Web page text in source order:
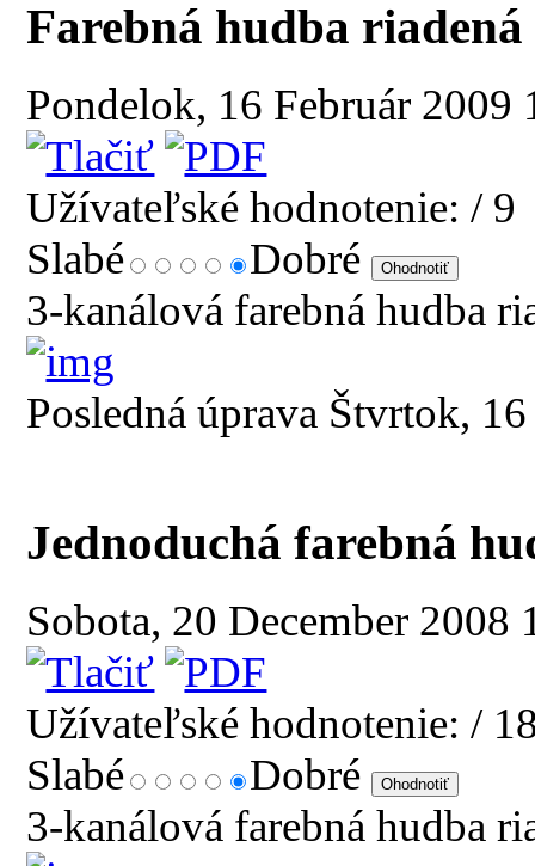
Farebná hudba riadená
Pondelok, 16 Február 2009
Užívateľské hodnotenie: / 9
Slabé
Dobré
3-kanálová farebná hudba
Posledná úprava Štvrtok,
Jednoduchá farebná
Sobota, 20 December 2008
Užívateľské hodnotenie: /
Slabé
Dobré
3-kanálová farebná hudba